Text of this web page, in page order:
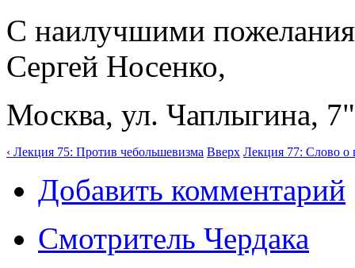
С наилучшими
Сергей Носенко,
Москва, ул. Чаплыгина, 7"
‹ Лекция 75: Против чебольшевизма Вверх Лекция 77: Слово о
Добавить комментарий
Смотритель Чердака